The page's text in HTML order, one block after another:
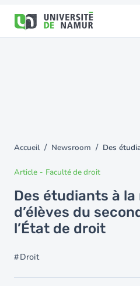
contenu
You
here
Accueil Newsroom Des
Article - Faculté de droit
Des étudiants à
d’élèves du
l’État de droit
Droit